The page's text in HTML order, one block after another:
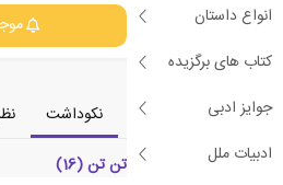
انواع داستان
کتاب های برگزیده
جوایز ادبی
ادبیات ملل
جزئیات
معرفی دسته‌بندی نکوداشت
معرفی کتاب ماجراهای تن تن (16)